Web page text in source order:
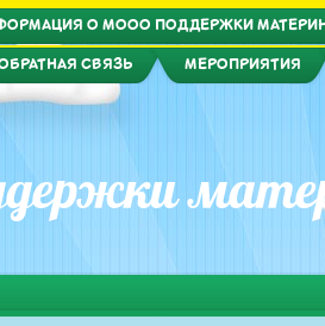
О МООО ПОДДЕРЖКИ
СВЯЗЬ МЕРОПРИЯТИЯ